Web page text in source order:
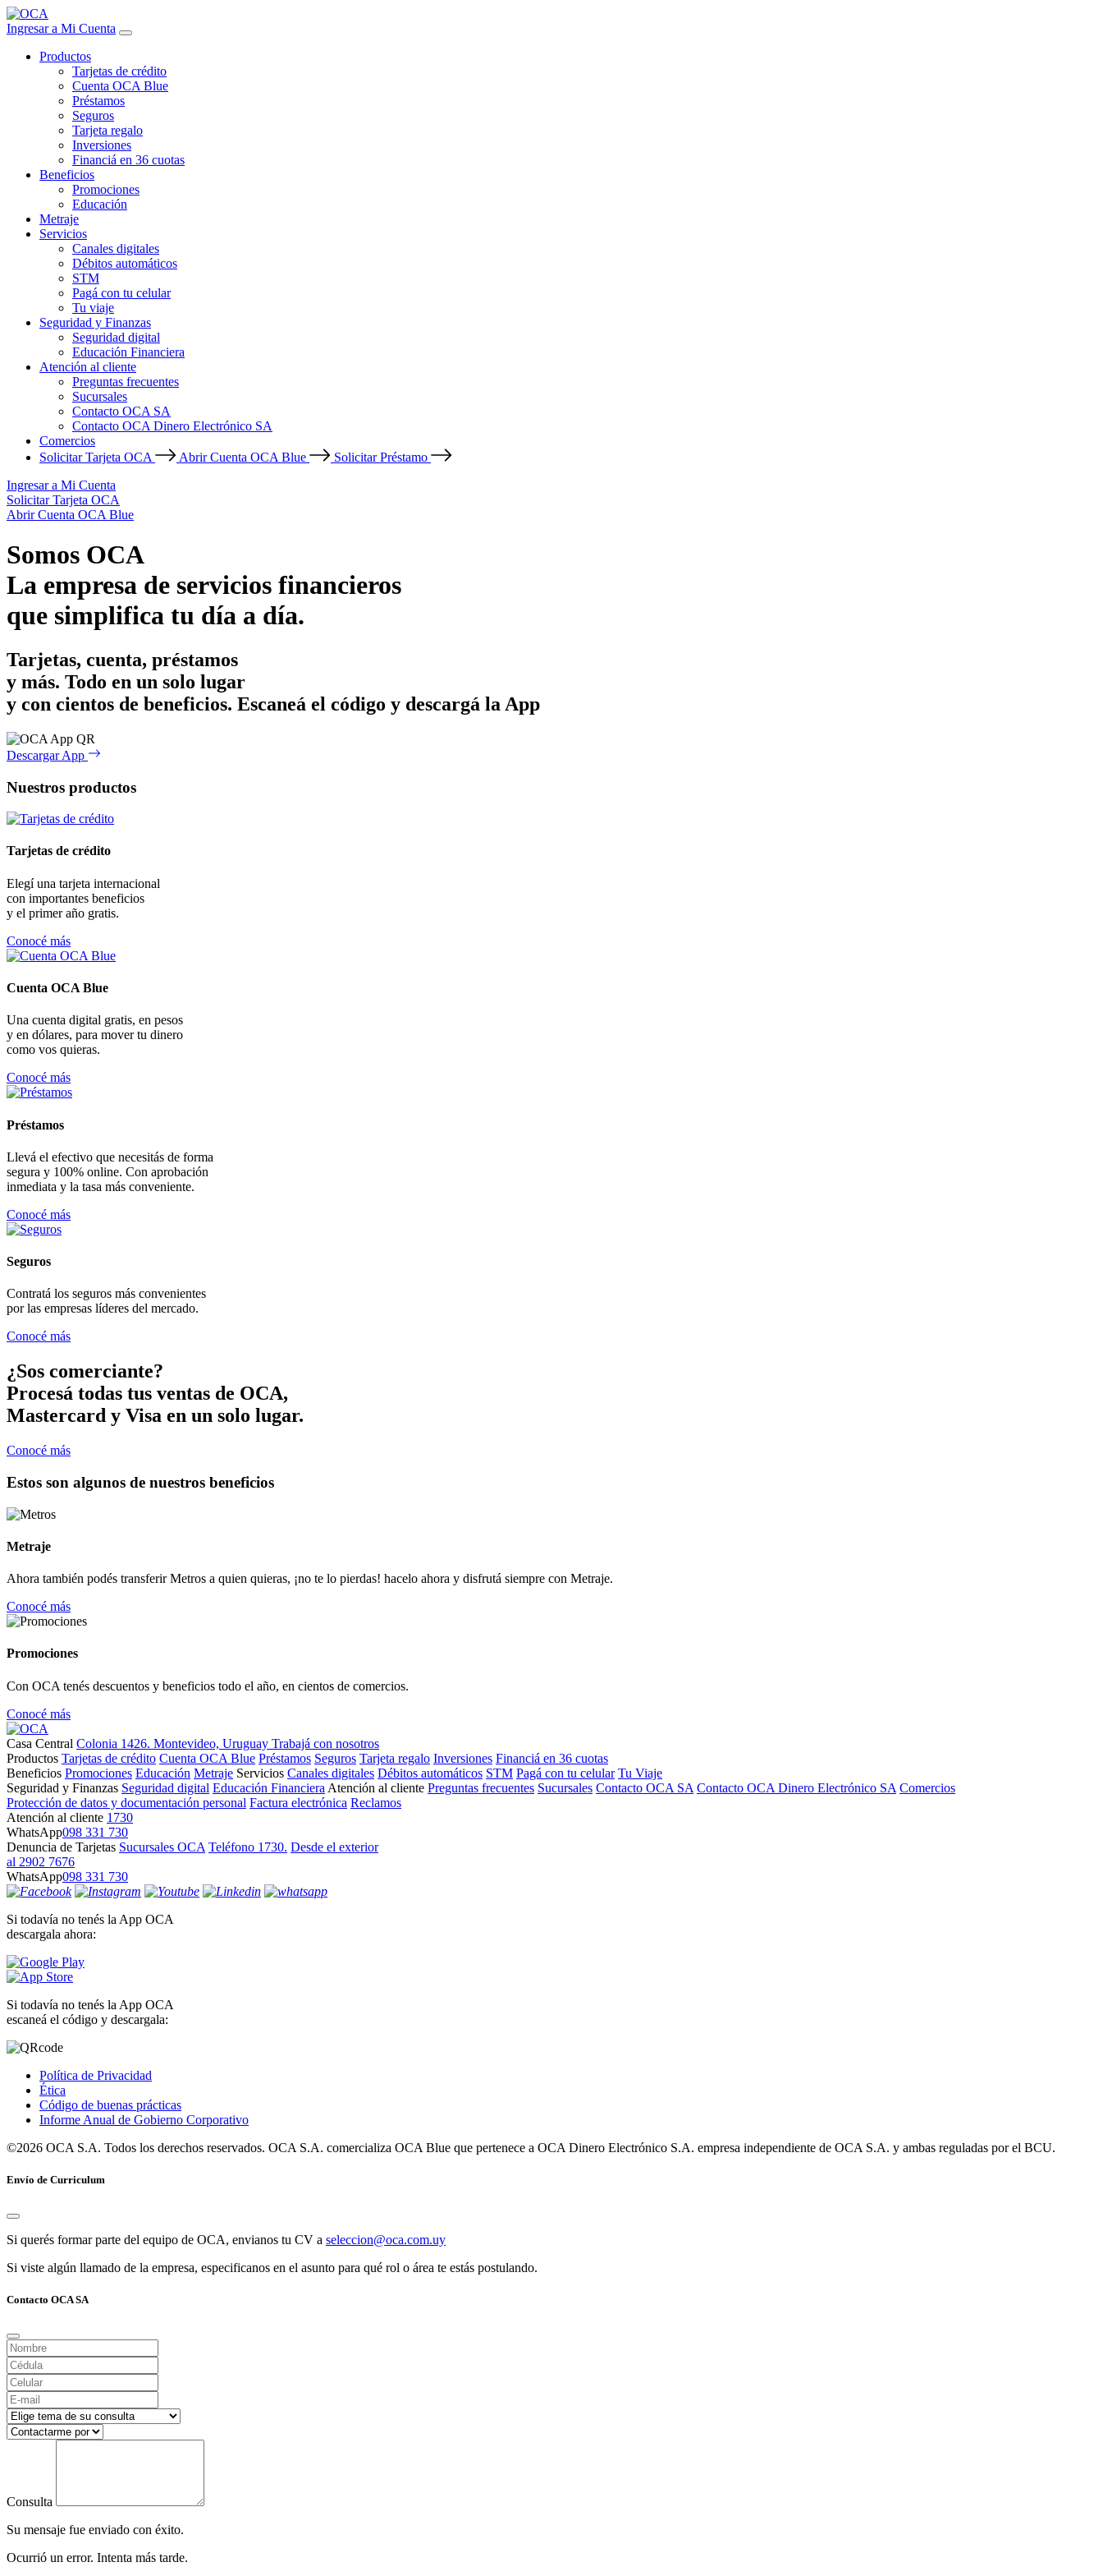
Ingresar a Mi Cuenta
Productos
Tarjetas de crédito
Cuenta OCA Blue
Préstamos
Seguros
Tarjeta regalo
Inversiones
Financiá en 36 cuotas
Beneficios
Promociones
Educación
Metraje
Servicios
Canales digitales
Débitos automáticos
STM
Pagá con tu celular
Tu viaje
Seguridad y Finanzas
Seguridad digital
Educación Financiera
Atención al cliente
Preguntas frecuentes
Sucursales
Contacto OCA SA
Contacto OCA Dinero Electrónico SA
Comercios
Solicitar Tarjeta OCA
Abrir Cuenta OCA Blue
Solicitar Préstamo
Ingresar a Mi Cuenta
Solicitar Tarjeta OCA
Abrir Cuenta OCA Blue
Somos OCA
La empresa de servicios financieros
que simplifica tu día a día.
Tarjetas, cuenta, préstamos
y más. Todo en un solo lugar
y con cientos de beneficios. Escaneá el código y descargá la App
Descargar App
Nuestros productos
Tarjetas de crédito
Elegí una tarjeta internacional
con importantes beneficios
y el primer año gratis.
Conocé más
Cuenta OCA Blue
Una cuenta digital gratis, en pesos
y en dólares, para mover tu dinero
como vos quieras.
Conocé más
Préstamos
Llevá el efectivo que necesitás de forma
segura y 100% online. Con aprobación
inmediata y la tasa más conveniente.
Conocé más
Seguros
Contratá los seguros más convenientes
por las empresas líderes del mercado.
Conocé más
¿Sos comerciante?
Procesá todas tus ventas de OCA,
Mastercard y Visa en un solo lugar.
Conocé más
Estos son algunos de nuestros beneficios
Metraje
Ahora también podés transferir Metros a quien quieras, ¡no te lo pierdas! hacelo ahora y disfrutá siempre con Metraje.
Conocé más
Promociones
Con OCA tenés descuentos y beneficios todo el año, en cientos de comercios.
Conocé más
Casa Central Colonia 1426. Montevideo, Uruguay Trabajá con nosotros
Productos Tarjetas de crédito Cuenta OCA Blue Préstamos Seguros Tarjeta regalo Inversiones Financiá en 36 cuotas
Beneficios Promociones Educación Metraje Servicios Canales digitales Débitos automáticos STM Pagá con tu celular Tu Viaje
Seguridad y Finanzas Seguridad digital Educación Financiera Atención al cliente Preguntas frecuentes Sucursales Contacto OCA SA Contacto OCA Dinero Electrónico SA Comercios
Protección de datos y documentación personal Factura electrónica Reclamos
Atención al cliente 1730
WhatsApp098 331 730
Denuncia de Tarjetas Sucursales OCA Teléfono 1730. Desde el exterior
al 2902 7676
WhatsApp098 331 730
Si todavía no tenés la App OCA
descargala ahora:
Si todavía no tenés la App OCA
escaneá el código y descargala:
Política de Privacidad
Ética
Código de buenas prácticas
Informe Anual de Gobierno Corporativo
©2026 OCA S.A. Todos los derechos reservados. OCA S.A. comercializa OCA Blue que pertenece a OCA Dinero Electrónico S.A. empresa independiente de OCA S.A. y ambas reguladas por el BCU.
Envío de Curriculum
Si querés formar parte del equipo de OCA, envianos tu CV a seleccion@oca.com.uy
Si viste algún llamado de la empresa, especificanos en el asunto para qué rol o área te estás postulando.
Contacto OCA SA
Consulta
Su mensaje fue enviado con éxito.
Ocurrió un error. Intenta más tarde.